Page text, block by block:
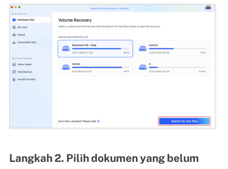
Langkah 2. Pilih dokumen yang belum